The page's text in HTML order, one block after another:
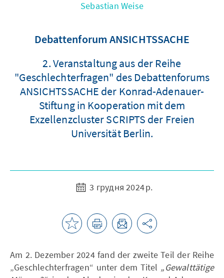
Sebastian Weise
Debattenforum ANSICHTSSACHE
2. Veranstaltung aus der Reihe
"Geschlechterfragen" des Debattenforums
ANSICHTSSACHE der Konrad-Adenauer-
Stiftung in Kooperation mit dem
Exzellenzcluster SCRIPTS der Freien
Universität Berlin.
3 грудня 2024 р.
Am 2. Dezember 2024 fand der zweite Teil der Reihe
„Geschlechterfragen“ unter dem Titel „Gewalttätige